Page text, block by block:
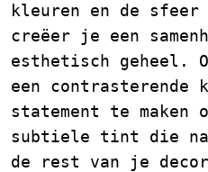
kleuren en de
creëer je een
esthetisch geheel.
een contrasterende
statement te
subtiele tint die
de rest van je